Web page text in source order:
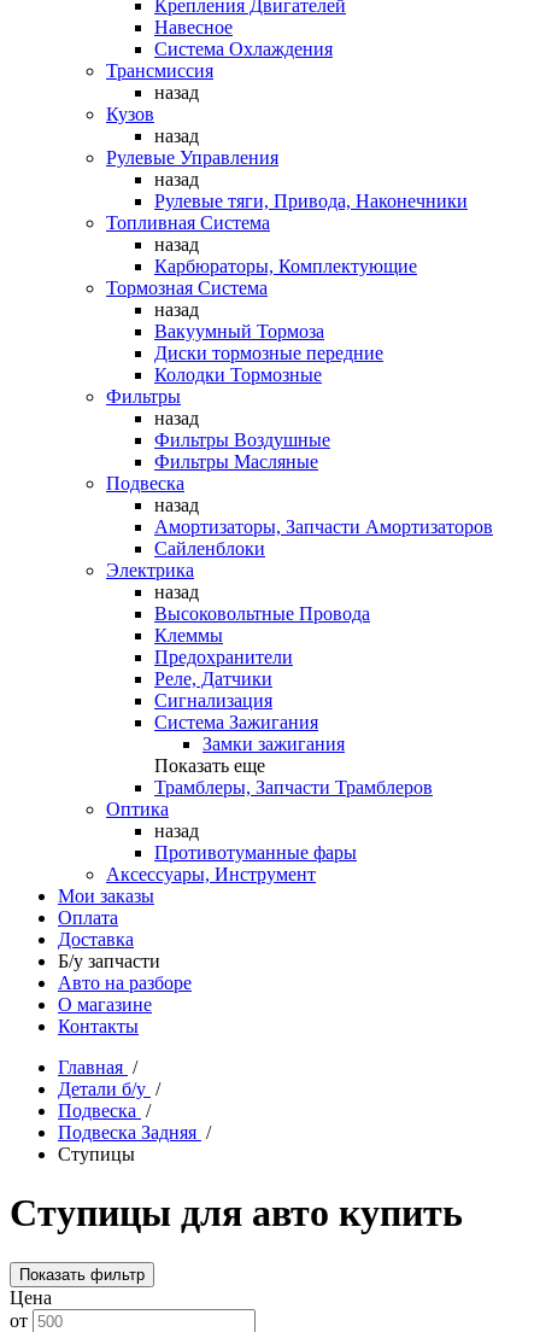
Крепления Двигателей
Навесное
Система Охлаждения
Трансмиссия
назад
Кузов
назад
Рулевые Управления
назад
Рулевые тяги, Привода, Наконечники
Топливная Система
назад
Карбюраторы, Комплектующие
Тормозная Система
назад
Вакуумный Тормоза
Диски тормозные передние
Колодки Тормозные
Фильтры
назад
Фильтры Воздушные
Фильтры Масляные
Подвеска
назад
Амортизаторы, Запчасти Амортизаторов
Сайленблоки
Электрика
назад
Высоковольтные Провода
Клеммы
Предохранители
Реле, Датчики
Сигнализация
Система Зажигания
Замки зажигания
Показать еще
Трамблеры, Запчасти Трамблеров
Оптика
назад
Противотуманные фары
Аксессуары, Инструмент
Мои заказы
Оплата
Доставка
Б/у запчасти
Авто на разборе
О магазине
Контакты
Главная /
Детали б/у /
Подвеска /
Подвеска Задняя /
Ступицы
Ступицы для авто купить
Показать фильтр
Цена
от